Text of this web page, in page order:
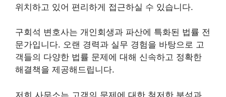
위치하고 있어 편리하게 접근하실 수 있습니다.
구회석 변호사는 개인회생과 파산에 특화된 법률 전
문가입니다. 오랜 경력과 실무 경험을 바탕으로 고
객들의 다양한 법률 문제에 대해 신속하고 정확한
해결책을 제공해드립니다.
저희 사무소는 고객의 문제에 대한 철저한 분석과